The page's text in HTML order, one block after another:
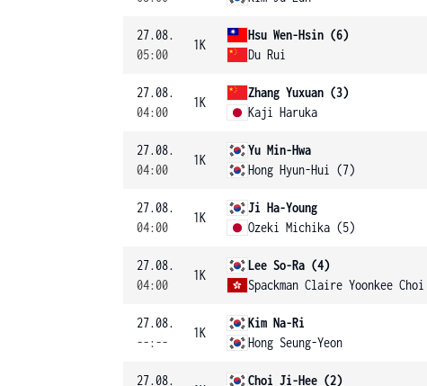
27.08.
05:00
1K
Hsu Wen-Hsin (6)
Du Rui
27.08.
04:00
1K
Zhang Yuxuan (3)
Kaji Haruka
27.08.
04:00
1K
Yu Min-Hwa
Hong Hyun-Hui (7)
27.08.
04:00
1K
Ji Ha-Young
Ozeki Michika (5)
27.08.
04:00
1K
Lee So-Ra (4)
Spackman Claire Yoonkee Choi
27.08.
--:--
1K
Kim Na-Ri
Hong Seung-Yeon
27.08. Choi Ji-Hee (2)